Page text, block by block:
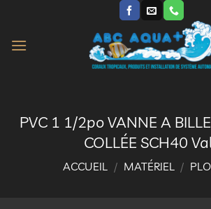
contenu
PVC 1 1/2po VANNE A
COLLÉE SCH40
ACCUEIL / MATÉRIEL /